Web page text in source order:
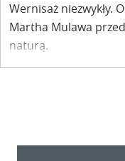
Wernisaż niezwykły.
Martha Mulawa
naturą.